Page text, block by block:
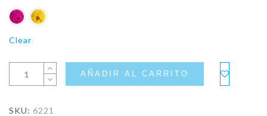
Clear
AÑADIR AL CARRITO
SKU: 6221